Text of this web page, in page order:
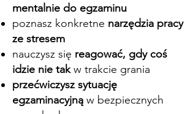
mentalnie do egzaminu
poznasz konkretne narzędzia pracy
ze stresem
nauczysz się reagować, gdy coś
idzie nie takw trakcie grania
przećwiczysz sytuację
egzaminacyjną w bezpiecznych